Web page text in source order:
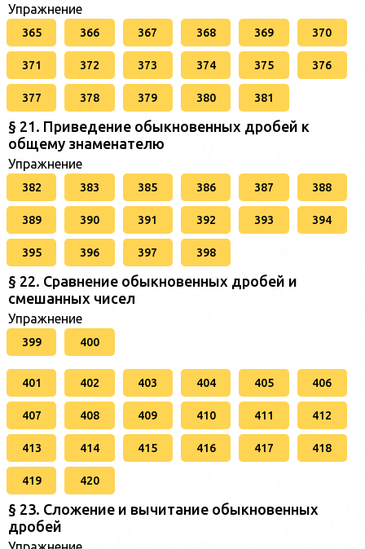
Упражнение
365 366 367 368 369 370
371 372 373 374 375 376
377 378 379 380 381
§ 21. Приведение обыкновенных дробей к
общему знаменателю
Упражнение
382 383 385 386 387 388
389 390 391 392 393 394
395 396 397 398
§ 22. Сравнение обыкновенных дробей и
смешанных чисел
Упражнение
399 400
401 402 403 404 405 406
407 408 409 410 411 412
413 414 415 416 417 418
419 420
§ 23. Сложение и вычитание обыкновенных
дробей